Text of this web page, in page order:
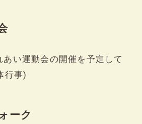
い運動会の開催を予定して
行事)
ーク